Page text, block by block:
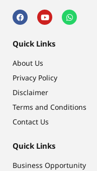
Quick Links
About Us
Privacy Policy
Disclaimer
Terms and Conditions
Contact Us
Quick Links
Business Opportunity